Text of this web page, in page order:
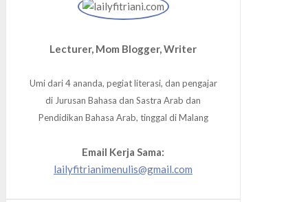
Lecturer, Mom Blogger, Writer
Umi dari 4 ananda, pegiat literasi, dan pengajar
di Jurusan Bahasa dan Sastra Arab dan
Pendidikan Bahasa Arab, tinggal di Malang
Email Kerja Sama:
lailyfitrianimenulis@gmail.com